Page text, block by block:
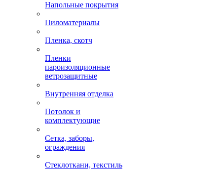
Напольные покрытия
Пиломатериалы
Пленка, скотч
Пленки
пароизоляционные
ветрозащитные
Внутренняя отделка
Потолок и
комплектующие
Сетка, заборы,
ограждения
Стеклоткани, текстиль